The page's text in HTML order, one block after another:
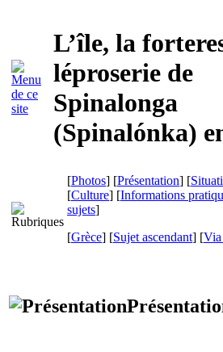
L’île, la
léproserie de
Spinalonga
(Spinalónka)
[Photos] [Présentation] [
[Culture] [Informations
sujets]
[Grèce] [Sujet ascendant] [